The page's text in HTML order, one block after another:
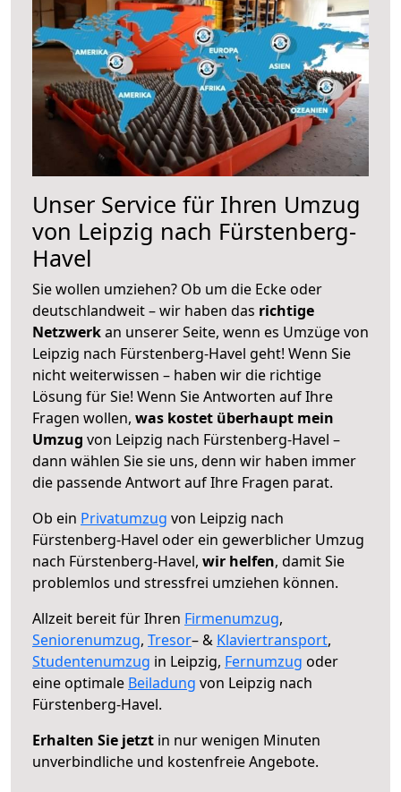
Unser Service für Ihren Umzug
von Leipzig nach Fürstenberg-
Havel
Sie wollen umziehen? Ob um die Ecke oder
deutschlandweit – wir haben das richtige
Netzwerkan unserer Seite, wenn es Umzüge von
Leipzig nach Fürstenberg-Havel geht! Wenn Sie
nicht weiterwissen – haben wir die richtige
Lösung für Sie! Wenn Sie Antworten auf Ihre
Fragen wollen, was kostet überhaupt mein
Umzug von Leipzig nach Fürstenberg-Havel –
dann wählen Sie sie uns, denn wir haben immer
die passende Antwort auf Ihre Fragen parat.
Ob ein Privatumzug von Leipzig nach
Fürstenberg-Havel oder ein gewerblicher Umzug
nach Fürstenberg-Havel, wir helfen, damit Sie
problemlos und stressfrei umziehen können.
Allzeit bereit für Ihren Firmenumzug,
Seniorenumzug, Tresor– & Klaviertransport,
Studentenumzug in Leipzig, Fernumzug oder
eine optimale Beiladung von Leipzig nach
Fürstenberg-Havel.
Erhalten Sie jetzt in nur wenigen Minuten
unverbindliche und kostenfreie Angebote.